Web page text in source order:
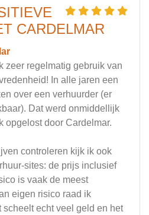
CARDELMAR
zeer regelmatig gebruik van
In alle jaren een
over een verhuurder (er
Dat werd onmiddellijk
opgelost door Cardelmar.
controleren kijk ik ook
sites: de prijs inclusief
is vaak de meest
eigen risico raad ik
scheelt echt veel geld en het